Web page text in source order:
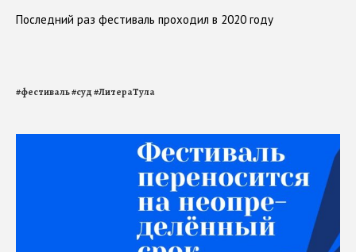
Последний раз фестиваль проходил в 2020 году
#фестиваль#суд#ЛитераТула